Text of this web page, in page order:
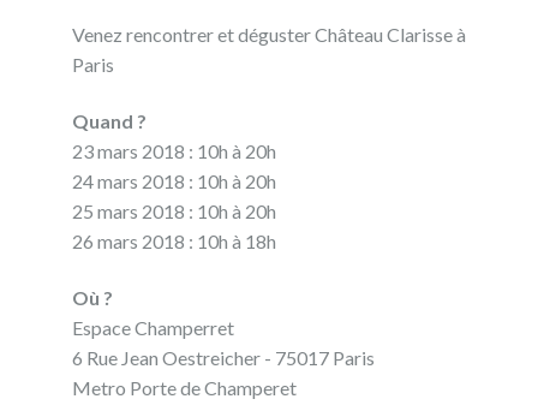
Venez rencontrer et déguster Château Clarisse à
Paris
Quand ?
23 mars 2018 : 10h à 20h
24 mars 2018 : 10h à 20h
25 mars 2018 : 10h à 20h
26 mars 2018 : 10h à 18h
Où ?
Espace Champerret
6 Rue Jean Oestreicher - 75017 Paris
Metro Porte de Champeret